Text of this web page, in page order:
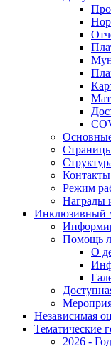
Контакты
Режим
Награды
Инклюзивный
Помощь
О
Независимая
Тематические
2026 -